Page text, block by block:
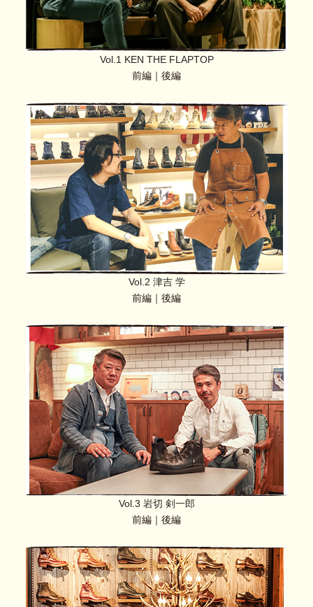
Vol.1 KEN THE FLAPTOP
前編 ｜ 後編
Vol.2 津吉 学
前編 ｜ 後編
Vol.3 岩切 剣一郎
前編 ｜ 後編